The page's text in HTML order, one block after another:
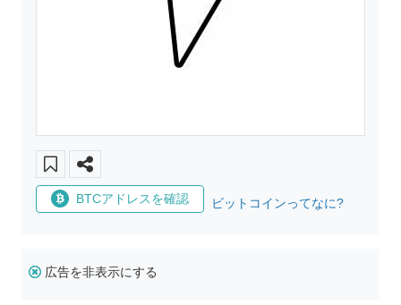
BTCアドレスを確認 ビットコインってなに?
広告を非表示にする